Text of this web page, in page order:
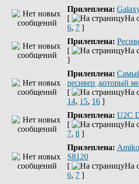
Прилеплена:
[
На
6, 7 ]
Прилеплена:
[
На
]
Прилеплена:
ресивер ,который
[
На
14, 15, 16 ]
Прилеплена: U2C
[
На
7, 8 ]
Прилеплена:
S8120
[
На
6, 7 ]